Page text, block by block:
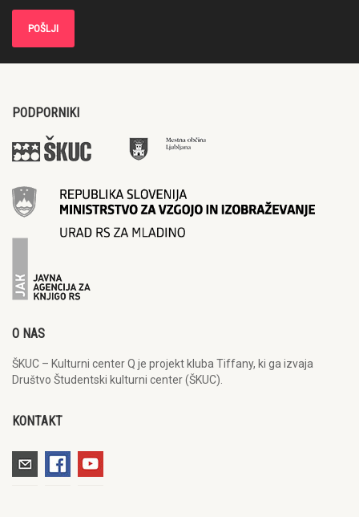
PODPORNIKI
O NAS
ŠKUC – Kulturni center Q je projekt kluba Tiffany, ki ga izvaja
Društvo Študentski kulturni center (ŠKUC).
KONTAKT